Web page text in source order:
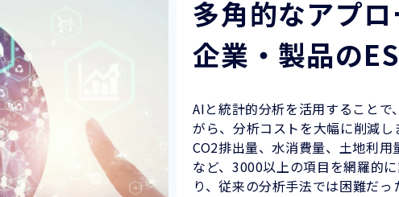
多角的なアプロ
企業・製品の
AIと統計的分析を活用すること
がら、分析コストを大幅に削減し
CO2排出量、水消費量、土地利
など、3000以上の項目を網羅的
り、従来の分析手法では困難だっ